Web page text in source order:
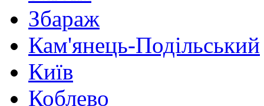
Збараж
Кам'янець-Подільський
Київ
Коблево